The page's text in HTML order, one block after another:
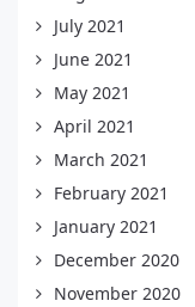
July 2021
June 2021
May 2021
April 2021
March 2021
February 2021
January 2021
December 2020
November 2020